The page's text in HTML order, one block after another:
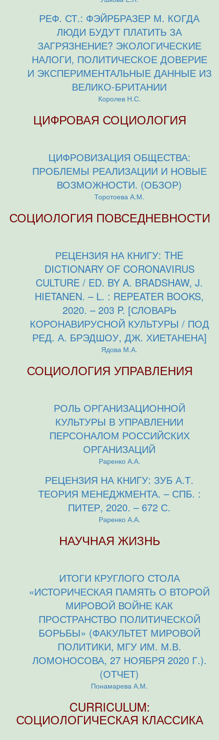
РЕФ. СТ.: ФЭЙРБРАЗЕР М. КОГДА
ЛЮДИ БУДУТ ПЛАТИТЬ ЗА
ЗАГРЯЗНЕНИЕ? ЭКОЛОГИЧЕСКИЕ
НАЛОГИ, ПОЛИТИЧЕСКОЕ ДОВЕРИЕ
И ЭКСПЕРИМЕНТАЛЬНЫЕ ДАННЫЕ ИЗ
ВЕЛИКО-БРИТАНИИ
Королев Н.С.
ЦИФРОВАЯ СОЦИОЛОГИЯ
ЦИФРОВИЗАЦИЯ ОБЩЕСТВА:
ПРОБЛЕМЫ РЕАЛИЗАЦИИ И НОВЫЕ
ВОЗМОЖНОСТИ. (ОБЗОР)
Торотоева А.М.
СОЦИОЛОГИЯ ПОВСЕДНЕВНОСТИ
РЕЦЕНЗИЯ НА КНИГУ: THE
DICTIONARY OF CORONAVIRUS
CULTURE / ED. BY A. BRADSHAW, J.
HIETANEN. – L. : REPEATER BOOKS,
2020. – 203 P. [СЛОВАРЬ
КОРОНАВИРУСНОЙ КУЛЬТУРЫ / ПОД
РЕД. А. БРЭДШОУ, ДЖ. ХИЕТАНЕНА]
Ядова М.А.
СОЦИОЛОГИЯ УПРАВЛЕНИЯ
РОЛЬ ОРГАНИЗАЦИОННОЙ
КУЛЬТУРЫ В УПРАВЛЕНИИ
ПЕРСОНАЛОМ РОССИЙСКИХ
ОРГАНИЗАЦИЙ
Раренко А.А.
РЕЦЕНЗИЯ НА КНИГУ: ЗУБ А.Т.
ТЕОРИЯ МЕНЕДЖМЕНТА. – СПБ. :
ПИТЕР, 2020. – 672 С.
Раренко А.А.
НАУЧНАЯ ЖИЗНЬ
ИТОГИ КРУГЛОГО СТОЛА
«ИСТОРИЧЕСКАЯ ПАМЯТЬ О ВТОРОЙ
МИРОВОЙ ВОЙНЕ КАК
ПРОСТРАНСТВО ПОЛИТИЧЕСКОЙ
БОРЬБЫ» (ФАКУЛЬТЕТ МИРОВОЙ
ПОЛИТИКИ, МГУ ИМ. М.В.
ЛОМОНОСОВА, 27 НОЯБРЯ 2020 Г.).
(ОТЧЕТ)
Понамарева А.М.
CURRICULUM:
СОЦИОЛОГИЧЕСКАЯ КЛАССИКА